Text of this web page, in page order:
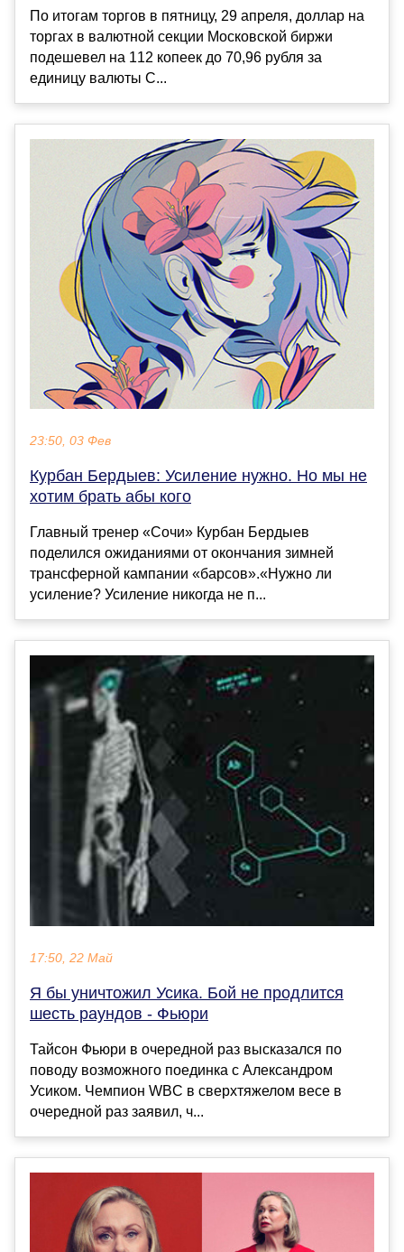
По итогам торгов в пятницу, 29 апреля, доллар на
торгах в валютной секции Московской биржи
подешевел на 112 копеек до 70,96 рубля за
единицу валюты С...
23:50, 03 Фев
Курбан Бердыев: Усиление нужно. Но мы не
хотим брать абы кого
Главный тренер «Сочи» Курбан Бердыев
поделился ожиданиями от окончания зимней
трансферной кампании «барсов».«Нужно ли
усиление? Усиление никогда не п...
17:50, 22 Май
Я бы уничтожил Усика. Бой не продлится
шесть раундов - Фьюри
Тайсон Фьюри в очередной раз высказался по
поводу возможного поединка с Александром
Усиком. Чемпион WBC в сверхтяжелом весе в
очередной раз заявил, ч...